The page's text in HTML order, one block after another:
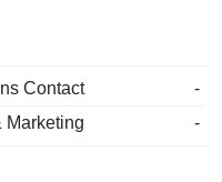
Contact
-
Marketing
-